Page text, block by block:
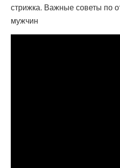
стрижка. Важные советы по
мужчин